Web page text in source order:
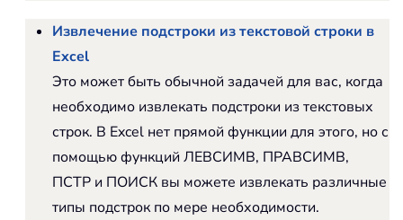
Извлечение подстроки из текстовой строки в
Excel
Это может быть обычной задачей для вас, когда
необходимо извлекать подстроки из текстовых
строк. В Excel нет прямой функции для этого, но с
помощью функций ЛЕВСИМВ, ПРАВСИМВ,
ПСТР и ПОИСК вы можете извлекать различные
типы подстрок по мере необходимости.